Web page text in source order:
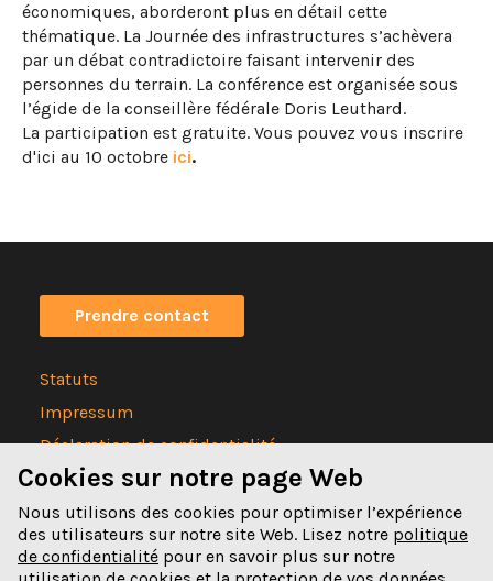
économiques, aborderont plus en détail cette
thématique. La Journée des infrastructures s’achèvera
par un débat contradictoire faisant intervenir des
personnes du terrain. La conférence est organisée sous
l’égide de la conseillère fédérale Doris Leuthard.
La participation est gratuite. Vous pouvez vous inscrire
d'ici au 10 octobre ici.
Prendre contact
Statuts
Impressum
Déclaration de confidentialité
Spitalgasse 32
Cookies sur notre page Web
Nous utilisons des cookies pour optimiser l’expérience
des utilisateurs sur notre site Web. Lisez notre politique
de confidentialité pour en savoir plus sur notre